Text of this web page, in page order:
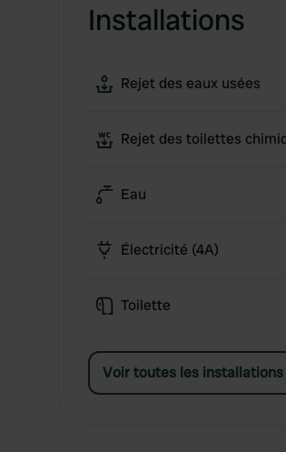
Installations
Rejet des eaux usées
Rejet des toilettes
Eau
Électricité (4A)
Toilette
Voir toutes les installations